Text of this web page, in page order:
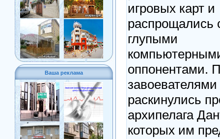
Ваша реклама
игровых карт и
распрощались
глупыми
оппонентами.
завоевателями
раскинулись
архипелага
которых им